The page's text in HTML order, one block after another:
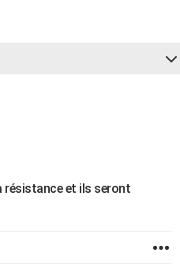
résistance et ils seront